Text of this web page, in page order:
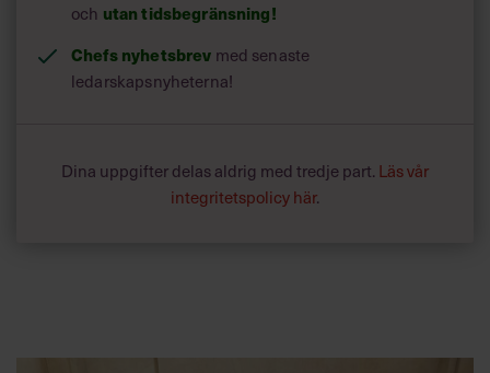
och utan tidsbegränsning!
Chefs nyhetsbrev med senaste
ledarskapsnyheterna!
Dina uppgifter delas aldrig med tredje part. Läs vår
integritetspolicy här.